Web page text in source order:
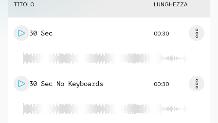
TITOLO LUNGHEZZA
30 Sec 00:30
30 Sec No Keyboards 00:30